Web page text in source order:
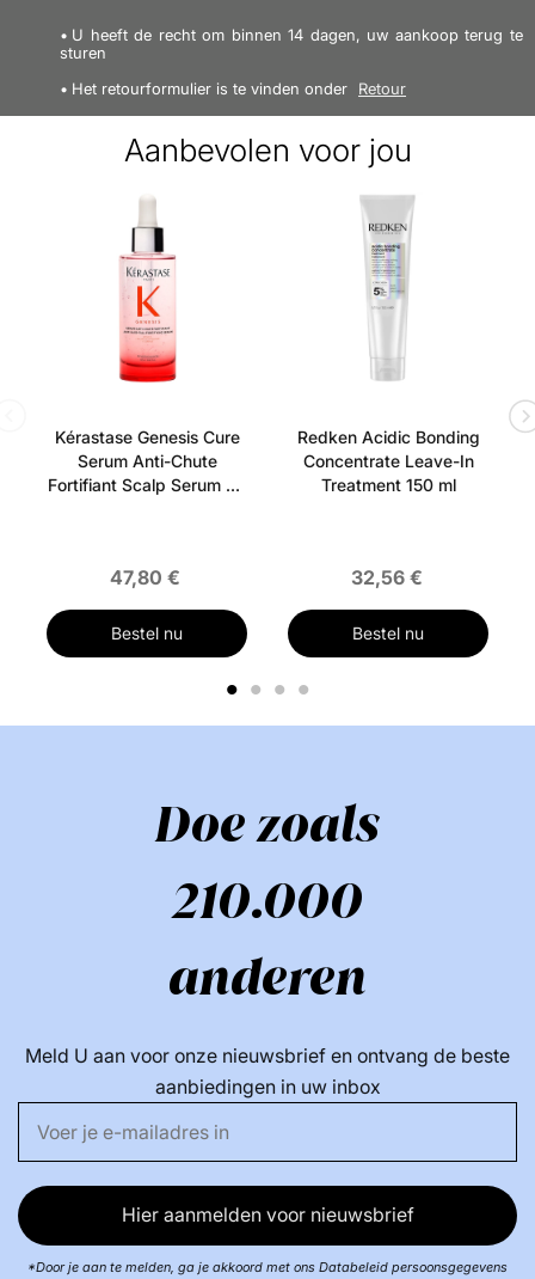
Coach-tassen. Een hangend label van kunstleer en
Het logo van de paardenkoets, een blijvend symbool
van koetsvakmanschap, is discreet in het glas
gegraveerd. Als knipoog naar vrouwelijkheid is het
iconische Coach-logo van de paardenkoets ook te zien
op de delicate roze verpakking. Het leereffect in reliëf
is een eerbetoon aan het originele Amerikaanse
Coach
U heeft de recht om binnen 14 dagen, uw aankoop terug te
sturen
Het retourformulier is te vinden onder
Retour
Aanbevolen voor jou
Kérastase Genesis Cure
Serum Anti-Chute
Fortifiant Scalp Serum 90
47,80 €
Bestel nu
Redken Acidic Bonding
Concentrate Leave-In
Treatment 150 ml
32,56 €
Bestel nu
1 2 3 4
Doe zoals
210.000
anderen
Meld U aan voor onze nieuwsbrief en ontvang de beste
aanbiedingen in uw inbox
Hier aanmelden voor nieuwsbrief
*Door je aan te melden, ga je akkoord met ons Databeleid persoonsgegevens